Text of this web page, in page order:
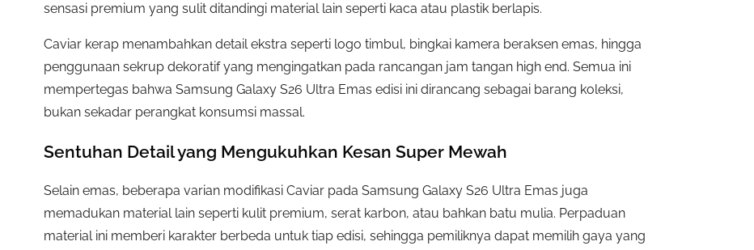
sensasi premium yang sulit ditandingi material lain seperti kaca atau plastik berlapis.
Caviar kerap menambahkan detail ekstra seperti logo timbul, bingkai kamera beraksen emas, hingga
penggunaan sekrup dekoratif yang mengingatkan pada rancangan jam tangan high end. Semua ini
mempertegas bahwa Samsung Galaxy S26 Ultra Emas edisi ini dirancang sebagai barang koleksi,
bukan sekadar perangkat konsumsi massal.
Sentuhan Detail yang Mengukuhkan Kesan Super Mewah
Selain emas, beberapa varian modifikasi Caviar pada Samsung Galaxy S26 Ultra Emas juga
memadukan material lain seperti kulit premium, serat karbon, atau bahkan batu mulia. Perpaduan
material ini memberi karakter berbeda untuk tiap edisi, sehingga pemiliknya dapat memilih gaya yang